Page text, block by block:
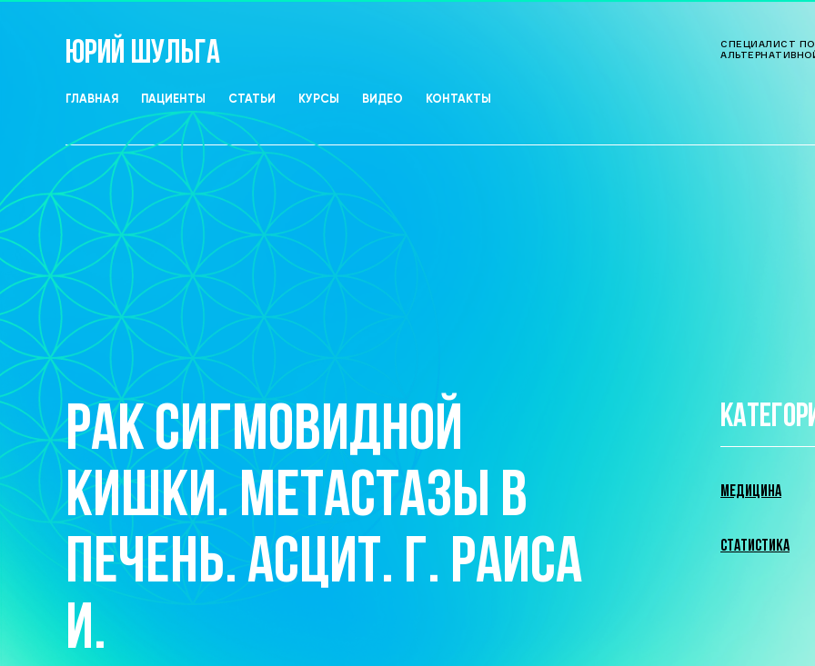
ЮРИЙ ШУЛЬГА
ГЛАВНАЯ ПАЦИЕНТЫ СТАТЬИ КУРСЫ ВИДЕО КОНТАКТЫ
СПЕЦИАЛИСТ ПО
РАК СИГМОВИДНОЙ
КИШКИ. МЕТАСТАЗЫ В
ПЕЧЕНЬ. АСЦИТ. Г. РАИСА
И.
МЕДИЦИНА
СТАТИСТИКА